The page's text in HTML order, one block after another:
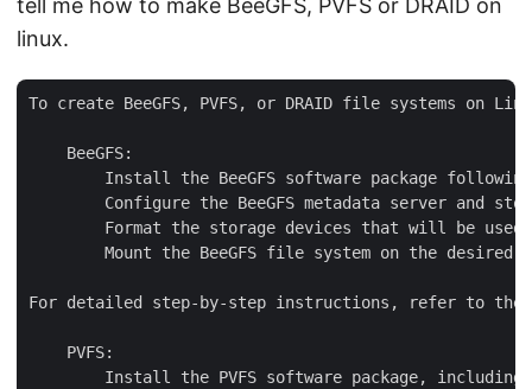
tell me how to make BeeGFS, PVFS or DRAID on
linux.
To create BeeGFS, PVFS, or DRAID file systems
    BeeGFS:
Install the BeeGFS software package
Configure the BeeGFS metadata server and
Format the storage devices that will be
Mount the BeeGFS file system on the desired
For detailed step-by-step instructions, refer to the
    PVFS:
Install the PVFS software package,